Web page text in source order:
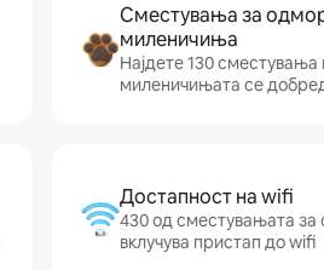
Сместувања за
миленичиња
Најдете 130 сместувања
миленичињата се
Достапност на wifi
430 од сместувањата
вклучува пристап до wifi